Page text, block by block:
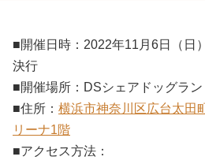
■開催日時：2022年11月6日（
決行
■開催場所：DSシェアドッグラン
■住所： 横浜市神奈川区広台太田
リーナ1階
■アクセス方法：